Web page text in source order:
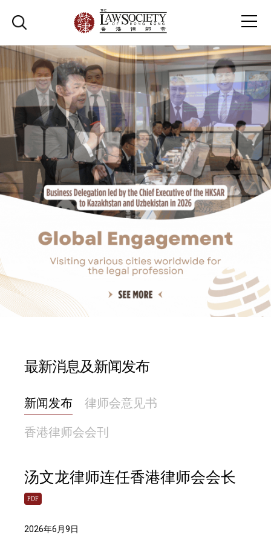
最新消息及新闻发布
新闻发布
律师会意见书
香港律师会会刊
汤文龙律师连任香港律师会会长
PDF
2026年6月9日